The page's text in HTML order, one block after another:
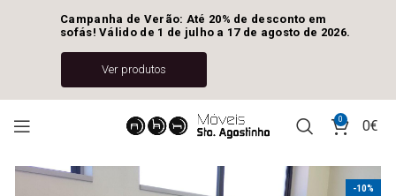
0 0€
-10%
Campanha de Verão: Até 20% de desconto em
sofás! Válido de 1 de julho a 17 de agosto de 2026.
Ver produtos